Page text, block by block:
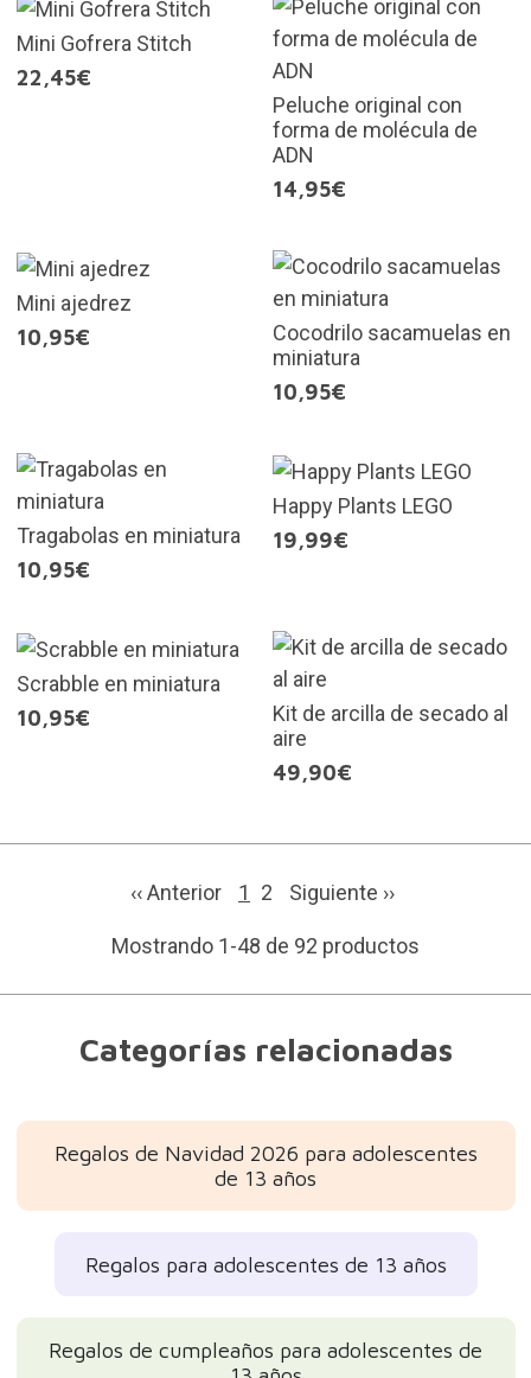
Mini Gofrera Stitch
22,45€
Peluche original con
forma de molécula de
ADN
14,95€
Mini ajedrez
10,95€
Cocodrilo sacamuelas en
miniatura
10,95€
Tragabolas en miniatura
10,95€
Happy Plants LEGO
19,99€
Scrabble en miniatura
10,95€
Kit de arcilla de secado al
aire
49,90€
‹‹ Anterior 1 2 Siguiente ››
Mostrando 1-48 de 92 productos
Categorías relacionadas
Regalos de Navidad 2026 para adolescentes
de 13 años
Regalos para adolescentes de 13 años
Regalos de cumpleaños para adolescentes de